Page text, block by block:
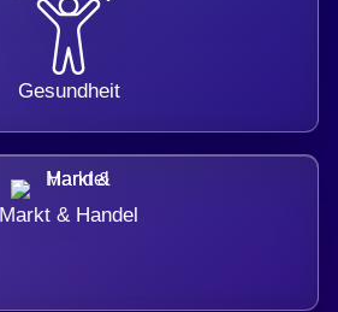
Gesundheit
Markt & Handel